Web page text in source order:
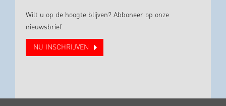
Wilt u op de hoogte blijven? Abboneer op onze
nieuwsbrief.
NU INSCHRIJVEN